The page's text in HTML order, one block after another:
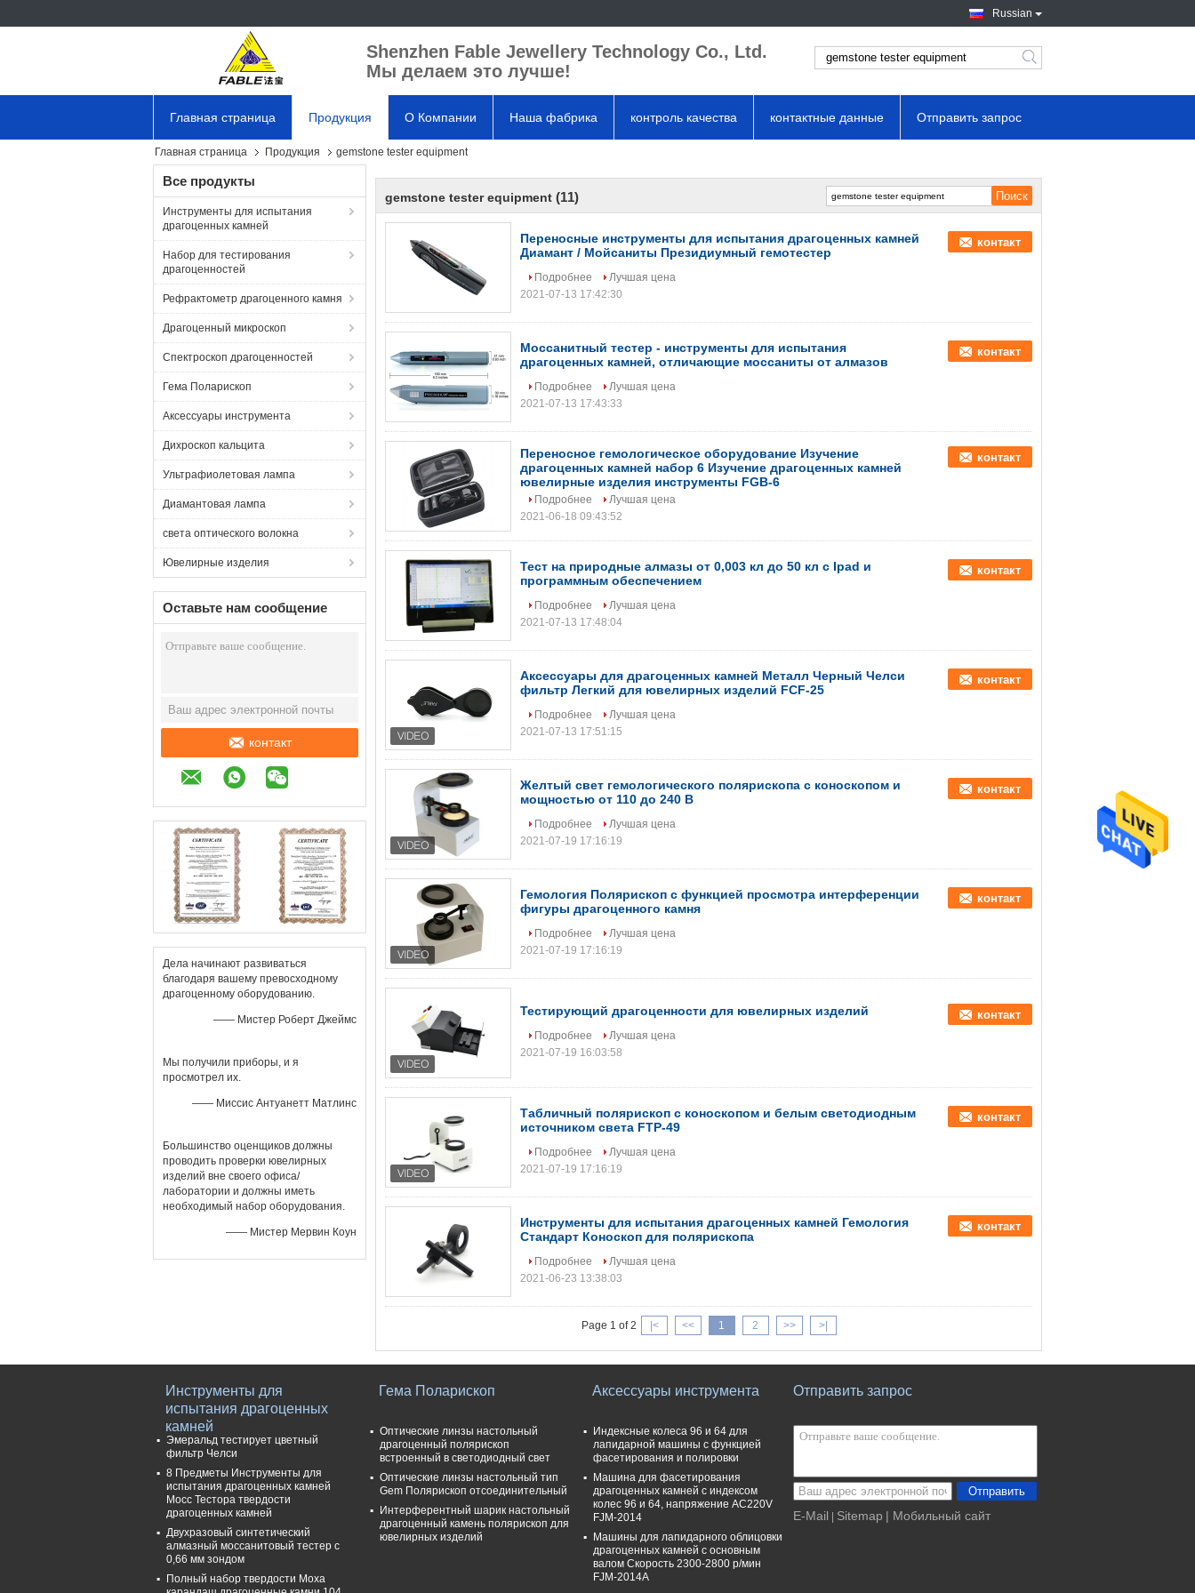
Russian
Shenzhen Fable Jewellery Technology Co., Ltd.
Мы делаем это лучше!
Главная страница Продукция О Компании Наша фабрика контроль качества контактные данные Отправить запрос
Главная страница Продукция gemstone tester equipment
Все продукты
Инструменты для испытания
драгоценных камней
Набор для тестирования
драгоценностей
Рефрактометр драгоценного камня
Драгоценный микроскоп
Спектроскоп драгоценностей
Гема Поларископ
Аксессуары инструмента
Дихроскоп кальцита
Ультрафиолетовая лампа
Диамантовая лампа
света оптического волокна
Ювелирные изделия
Оставьте нам сообщение
контакт
Дела начинают развиваться
благодаря вашему превосходному
драгоценному оборудованию.
—— Мистер Роберт Джеймс
Мы получили приборы, и я
просмотрел их.
—— Миссис Антуанетт Матлинс
Большинство оценщиков должны
проводить проверки ювелирных
изделий вне своего офиса/
лаборатории и должны иметь
необходимый набор оборудования.
—— Мистер Мервин Коун
gemstone tester equipment (11)
Переносные инструменты для испытания драгоценных камней
Диамант / Мойсаниты Президиумный гемотестер
контакт
Подробнее
Лучшая цена
2021-07-13 17:42:30
Моссанитный тестер - инструменты для испытания
драгоценных камней, отличающие моссаниты от алмазов
контакт
Подробнее
Лучшая цена
2021-07-13 17:43:33
Переносное гемологическое оборудование Изучение
драгоценных камней набор 6 Изучение драгоценных камней
ювелирные изделия инструменты FGB-6
контакт
Подробнее
Лучшая цена
2021-06-18 09:43:52
Тест на природные алмазы от 0,003 кл до 50 кл с Ipad и
программным обеспечением
контакт
Подробнее
Лучшая цена
2021-07-13 17:48:04
Аксессуары для драгоценных камней Металл Черный Челси
фильтр Легкий для ювелирных изделий FCF-25
контакт
Подробнее
Лучшая цена
2021-07-13 17:51:15
Желтый свет гемологического полярископа с коноскопом и
мощностью от 110 до 240 В
контакт
Подробнее
Лучшая цена
2021-07-19 17:16:19
Гемология Полярископ с функцией просмотра интерференции
фигуры драгоценного камня
контакт
Подробнее
Лучшая цена
2021-07-19 17:16:19
Тестирующий драгоценности для ювелирных изделий контакт
Подробнее
Лучшая цена
2021-07-19 16:03:58
Табличный полярископ с коноскопом и белым светодиодным
источником света FTP-49
контакт
Подробнее
Лучшая цена
2021-07-19 17:16:19
Инструменты для испытания драгоценных камней Гемология
Стандарт Коноскоп для полярископа
контакт
Подробнее
Лучшая цена
2021-06-23 13:38:03
Page 1 of 2 |< << 1 2 >> >|
Инструменты для
испытания драгоценных
камней
Эмеральд тестирует цветный
фильтр Челси
8 Предметы Инструменты для
испытания драгоценных камней
Мосс Тестора твердости
драгоценных камней
Двухразовый синтетический
алмазный моссанитовый тестер с
0,66 мм зондом
Полный набор твердости Моха
Гема Поларископ
Оптические линзы настольный
драгоценный полярископ
встроенный в светодиодный свет
Оптические линзы настольный тип
Gem Полярископ отсоединительный
Интерферентный шарик настольный
драгоценный камень полярископ для
ювелирных изделий
Аксессуары инструмента
Индексные колеса 96 и 64 для
лапидарной машины с функцией
фасетирования и полировки
Машина для фасетирования
драгоценных камней с индексом
колес 96 и 64, напряжение AC220V
FJM-2014
Машины для лапидарного облицовки
драгоценных камней с основным
валом Скорость 2300-2800 р/мин
FJM-2014A
Отправить запрос
Отправить
E-Mail Sitemap | Мобильный сайт